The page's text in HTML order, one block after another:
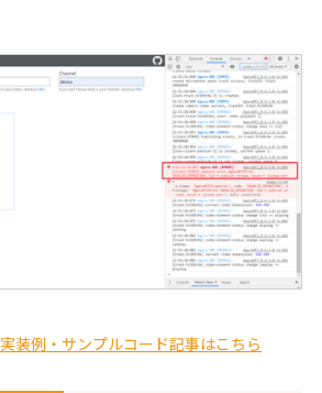
装例・サンプルコード記事はこちら